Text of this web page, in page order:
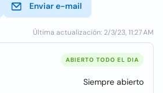
Enviar e-mail
Última actualización: 2/3/23, 11:27 AM
ABIERTO TODO EL DIA
Siempre abierto